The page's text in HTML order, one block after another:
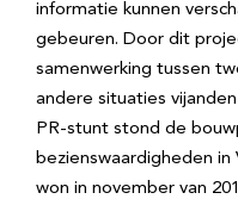
informatie kunnen
gebeuren. Door dit
samenwerking tussen
andere situaties
PR-stunt stond de
bezienswaardigheden in
won in november van